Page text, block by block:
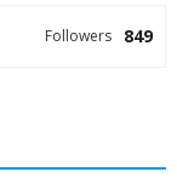
849
Followers